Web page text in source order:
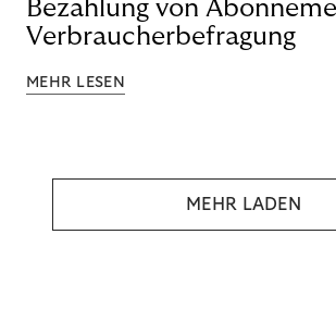
Bezahlung von
Verbraucherbefragung
MEHR LESEN
MEHR LADEN